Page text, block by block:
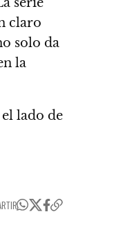
claro
solo da
la
lado de